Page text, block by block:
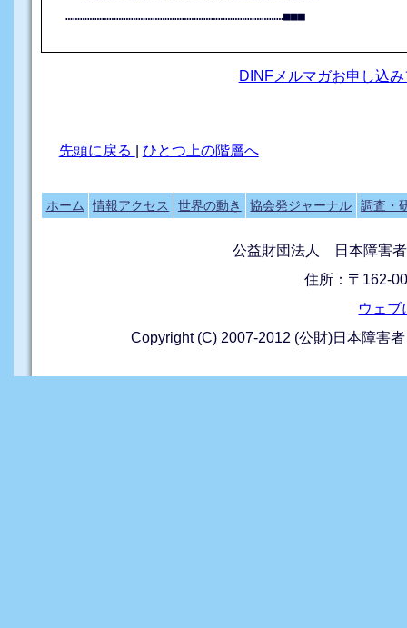
………………………………………………………………………………■■■
DINFメルマガお申し込
先頭に戻る ひとつ上の階層へ
ホーム 情報アクセス 世界の動き 協会発ジャーナル 調査・
公益財団法人 日本障害
住所：〒162-
ウェブ
Copyright (C) 2007-2012 (公財)日本障害